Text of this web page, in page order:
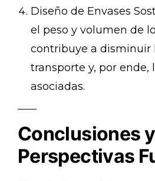
Diseño de Envases
el peso y volumen de
contribuye a disminuir
transporte y, por ende,
asociadas.
Conclusiones y
Perspectivas